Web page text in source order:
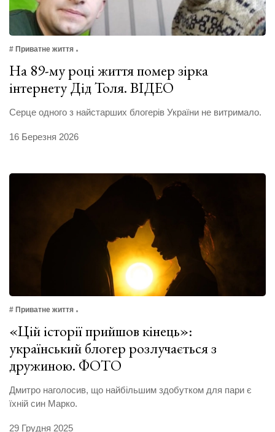
# Приватне життя
На 89-му році життя помер зірка
інтернету Дід Толя. ВІДЕО
Серце одного з найстарших блогерів України не витримало.
16 Березня 2026
# Приватне життя
«Цій історії прийшов кінець»:
український блогер розлучається з
дружиною. ФОТО
Дмитро наголосив, що найбільшим здобутком для пари є
їхній син Марко.
29 Грудня 2025